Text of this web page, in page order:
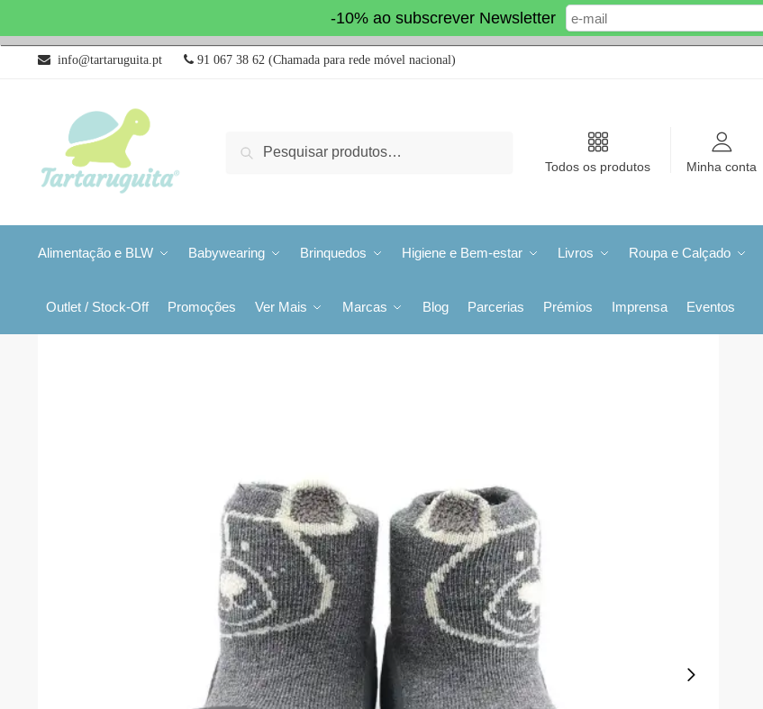
-10% ao subscrever Newsletter
info@tartaruguita.pt 91 067 38 62 (Chamada para rede móvel nacional)
Pesquisa
Todos os produtos Minha conta
Alimentação e BLW Babywearing Brinquedos Higiene e Bem-estar Livros Roupa e Calçado
Outlet / Stock-Off Promoções Ver Mais Marcas Blog Parcerias Prémios Imprensa Eventos